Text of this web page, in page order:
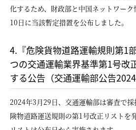
化するため、財政部と中国ネットワー
10日に当該暫定措置を公布しました。
4.『危険貨物道路運輸規則第1
つの交通運輸業界基準第1号改
する公告（交通運輸部公告2024
2024年3月29日、交通運輸部は審査で
険物道路運送規則の第1号改正リストを